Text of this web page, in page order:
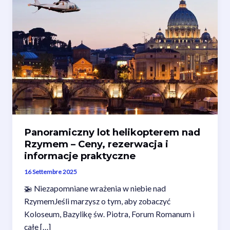
Panoramiczny lot helikopterem nad
Rzymem – Ceny, rezerwacja i
informacje praktyczne
16 Settembre 2025
🚁 Niezapomniane wrażenia w niebie nad
RzymemJeśli marzysz o tym, aby zobaczyć
Koloseum, Bazylikę św. Piotra, Forum Romanum i
całe […]